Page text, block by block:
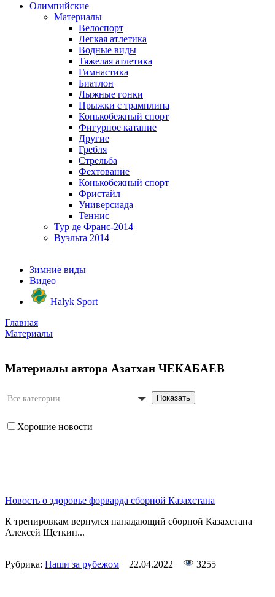
Олимпийские
Материалы
Велоспорт
Легкая атлетика
Водные виды
Тяжелая атлетика
Гимнастика
Биатлон
Лыжные гонки
Прыжки с трамплина
Конькобежный спорт
Фигурное катание
Другие
Гребля
Стрельба
Фехтование
Конькобежный спорт
Фристайл
Универсиада
Теннис
Тур де Франс-2014
Вуэльта 2014
Зимние виды
Видео
Halyk Sport
Главная
Материалы
Материалы автора Азатхан ЧЕКАБАЕВ
Все категории Показать
Хорошие новости
Новость о здоровье форварда сборной Казахстана
К тренировкам вернулся нападающий сборной Казахстана
Алексей Щеткин...
Рубрика: Наши за рубежом 22.04.2022 3255